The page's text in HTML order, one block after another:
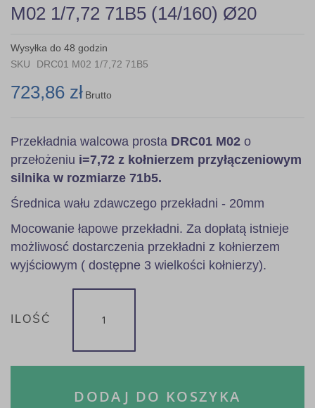
the
beginning
the
images
M02 1/7,72 71B5 (14/160) Ø20
Wysyłka do 48 godzin
SKU
DRC01 M02 1/7,72 71B5
723,86 zł Brutto
Przekładnia walcowa prosta DRC01 M02 o
przełożeniu i=7,72 z kołnierzem przyłączeniowym
silnika w rozmiarze 71b5.
Średnica wału zdawczego przekładni - 20mm
Mocowanie łapowe przekładni. Za dopłatą istnieje
możliwosć dostarczenia przekładni z kołnierzem
wyjściowym ( dostępne 3 wielkości kołnierzy).
ILOŚĆ
DODAJ DO KOSZYKA